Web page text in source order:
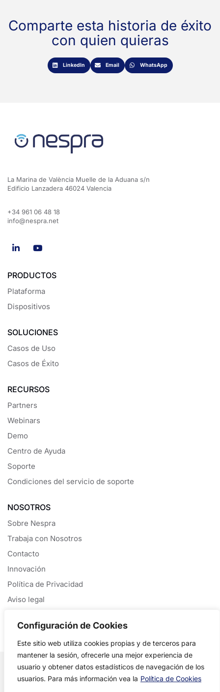
Configuración de Cookies
Este sitio web utiliza cookies propias y de terceros para
mantener la sesión, ofrecerle una mejor experiencia de
usuario y obtener datos estadísticos de navegación de los
usuarios. Para más información vea la Política de Cookies
Comparte esta historia de éxito
con quien quieras
LinkedIn Email WhatsApp
La Marina de València Muelle de la Aduana s/n
Edificio Lanzadera 46024 Valencia
+34 961 06 48 18
info@nespra.net
PRODUCTOS
Plataforma
Dispositivos
SOLUCIONES
Casos de Uso
Casos de Éxito
RECURSOS
Partners
Webinars
Demo
Centro de Ayuda
Soporte
Condiciones del servicio de soporte
NOSOTROS
Sobre Nespra
Trabaja con Nosotros
Contacto
Innovación
Política de Privacidad
Aviso legal
Copyright © 2026 Nespra S.L. All rights reserved.